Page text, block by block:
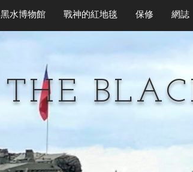
黑水博物館 戰神的紅地毯 保修 網誌
THE